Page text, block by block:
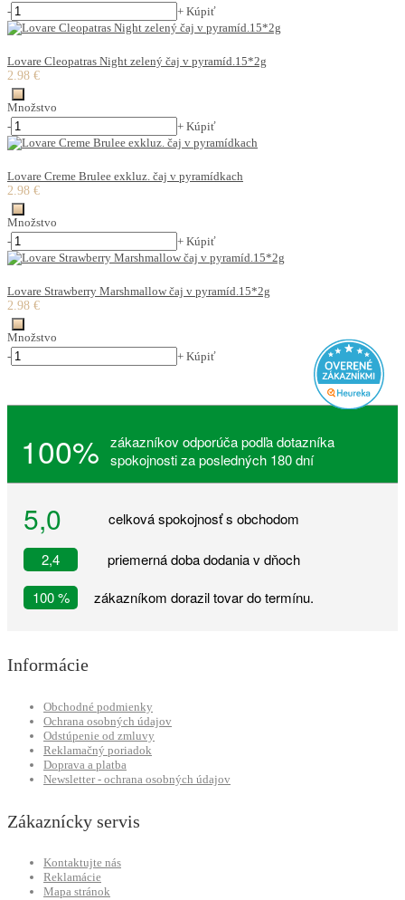
-
+ Kúpiť
Lovare Cleopatras Night zelený čaj v pyramíd.15*2g
2.98 €
Množstvo
-
+ Kúpiť
Lovare Creme Brulee exkluz. čaj v pyramídkach
2.98 €
Množstvo
-
+ Kúpiť
Lovare Strawberry Marshmallow čaj v pyramíd.15*2g
2.98 €
Množstvo
-
+ Kúpiť
100%
zákazníkov odporúča podľa dotazníka
spokojnosti za posledných 180 dní
5,0 celková spokojnosť s obchodom
2,4
priemerná doba dodania v dňoch
100 %
zákazníkom dorazil tovar do termínu.
Informácie
Obchodné podmienky
Ochrana osobných údajov
Odstúpenie od zmluvy
Reklamačný poriadok
Doprava a platba
Newsletter - ochrana osobných údajov
Zákaznícky servis
Kontaktujte nás
Reklamácie
Mapa stránok